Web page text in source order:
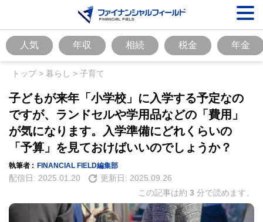
人気 年収 相続 税金 年金
トップ> 暮らし > 子育て
子どもが来年「小学校」に入学する予定なの
ですが、ランドセルや学用品などの「費用」
が気になります。入学準備にどれくらいの
「予算」を見ておけばいいのでしょうか？
執筆者 : FINANCIAL FIELD編集部
配信日: 2025.01.20 更新日: 2025.09.26
この記事は約 3 分で読めます。